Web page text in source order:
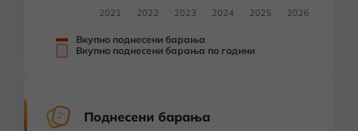
Вкупно поднесени барања
Вкупно поднесени барања по години
Поднесени барања